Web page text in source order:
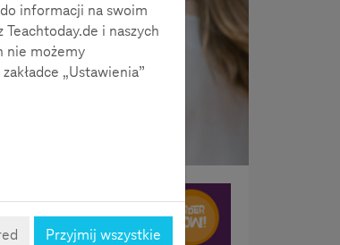
o mediach
informacji na swoim
i naszych
nie możemy
„Ustawienia”
Przyjmij wszystkie